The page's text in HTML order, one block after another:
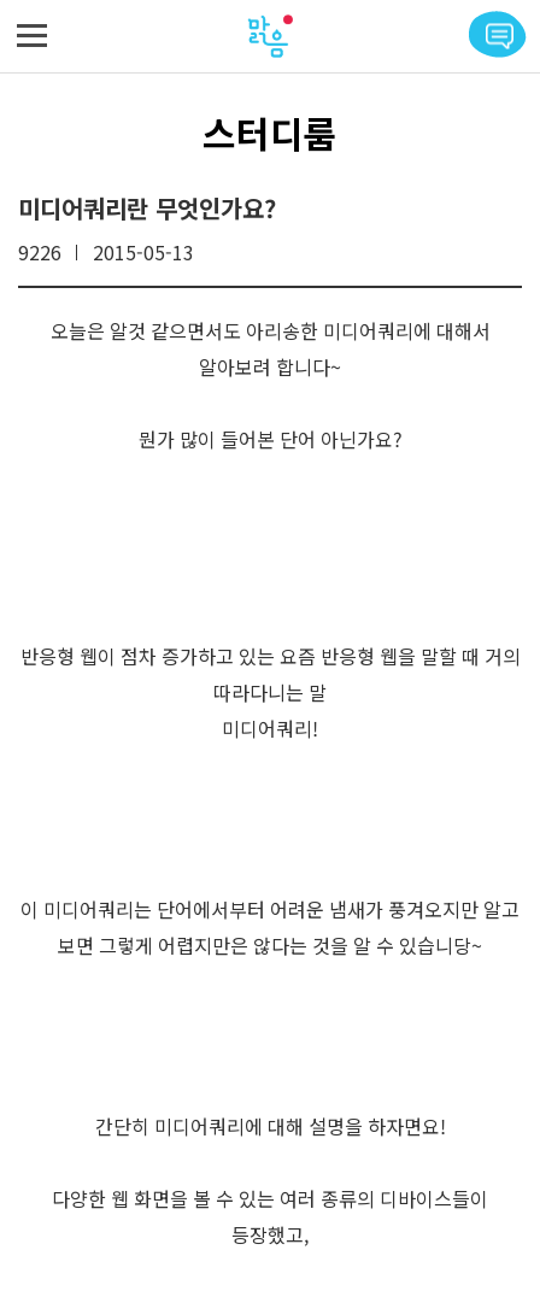
스터디룸
미디어쿼리란 무엇인가요?
9226 2015-05-13
오늘은 알것 같으면서도 아리송한 미디어쿼리에 대해서
알아보려 합니다~
뭔가 많이 들어본 단어 아닌가요?
반응형 웹이 점차 증가하고 있는 요즘 반응형 웹을 말할 때 거의
따라다니는 말
미디어쿼리!
이 미디어쿼리는 단어에서부터 어려운 냄새가 풍겨오지만 알고
보면 그렇게 어렵지만은 않다는 것을 알 수 있습니당~
간단히 미디어쿼리에 대해 설명을 하자면요!
다양한 웹 화면을 볼 수 있는 여러 종류의 디바이스들이
등장했고,